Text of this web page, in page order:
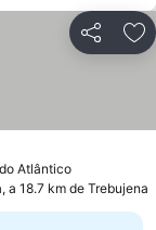
Partilhar
Atlântico
a 18.7 km de Trebujena